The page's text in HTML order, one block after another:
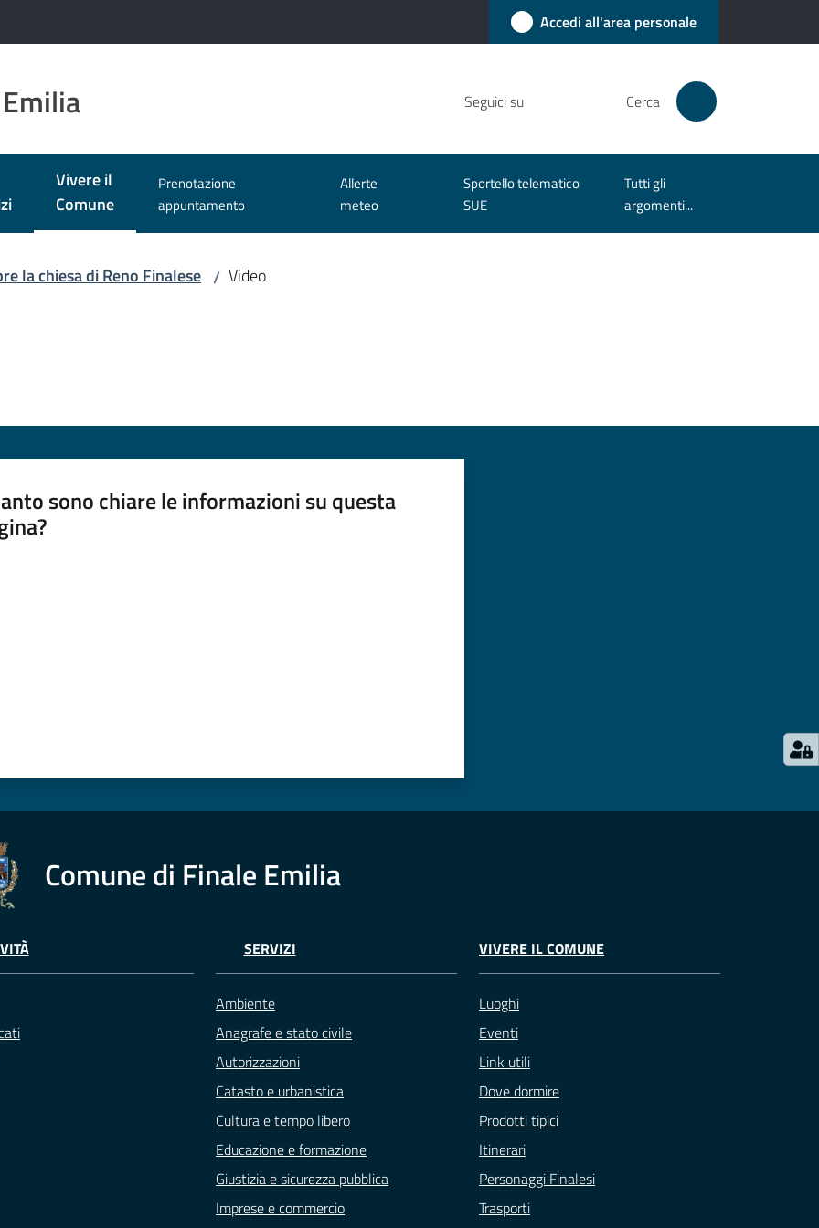
Accedi all'area personale
Seguici su Cerca
Vivere il
Comune
Menu selezionato
Prenotazione
appuntamento
Allerte
meteo
Sportello telematico
SUE
Tutti gli
argomenti...
la chiesa di Reno Finalese / Video
sono chiare le informazioni su questa
Comune di Finale Emilia
SERVIZI
Ambiente
Anagrafe e stato civile
Autorizzazioni
Catasto e urbanistica
Cultura e tempo libero
Educazione e formazione
Giustizia e sicurezza pubblica
Imprese e commercio
VIVERE IL COMUNE
Luoghi
Eventi
Link utili
Dove dormire
Prodotti tipici
Itinerari
Personaggi Finalesi
Trasporti